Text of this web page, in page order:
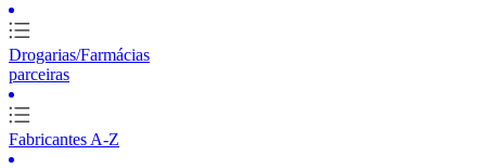
Drogarias/Farmácias
parceiras
Fabricantes A-Z